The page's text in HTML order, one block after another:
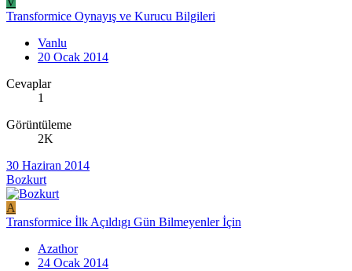
Transformice Oynayış ve Kurucu Bilgileri
Vanlu
20 Ocak 2014
Cevaplar
1
Görüntüleme
2K
30 Haziran 2014
Bozkurt
A
Transformice İlk Açıldıgı Gün Bilmeyenler İçin
Azathor
24 Ocak 2014